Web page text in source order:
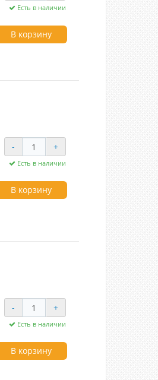
Есть в наличии
В корзину
- +
Есть в наличии
В корзину
- +
Есть в наличии
В корзину